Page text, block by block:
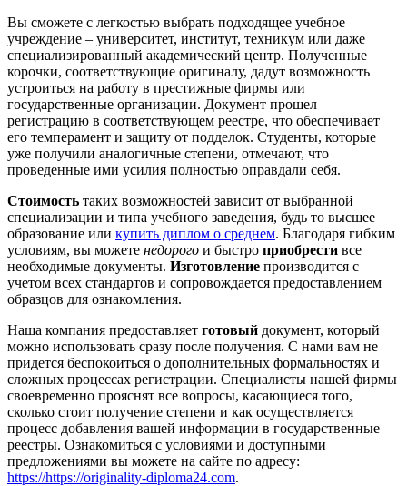
Вы сможете с легкостью выбрать подходящее учебное
учреждение – университет, институт, техникум или даже
специализированный академический центр. Полученные
корочки, соответствующие оригиналу, дадут возможность
устроиться на работу в престижные фирмы или
государственные организации. Документ прошел
регистрацию в соответствующем реестре, что обеспечивает
его темперамент и защиту от подделок. Студенты, которые
уже получили аналогичные степени, отмечают, что
проведенные ими усилия полностью оправдали себя.
Стоимость таких возможностей зависит от выбранной
специализации и типа учебного заведения, будь то высшее
образование или купить диплом о среднем. Благодаря гибким
условиям, вы можете недорого и быстро приобрести все
необходимые документы. Изготовление производится с
учетом всех стандартов и сопровождается предоставлением
образцов для ознакомления.
Наша компания предоставляет готовый документ, который
можно использовать сразу после получения. С нами вам не
придется беспокоиться о дополнительных формальностях и
сложных процессах регистрации. Специалисты нашей фирмы
своевременно прояснят все вопросы, касающиеся того,
сколько стоит получение степени и как осуществляется
процесс добавления вашей информации в государственные
реестры. Ознакомиться с условиями и доступными
предложениями вы можете на сайте по адресу:
https://https://originality-diploma24.com.